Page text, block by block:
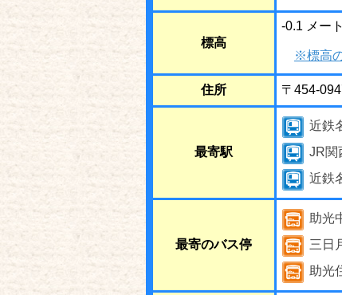
標高
-0.1 メー
※標高
住所 〒454-
最寄駅
近鉄
JR関
近鉄
最寄のバス停
助光
三日
助光